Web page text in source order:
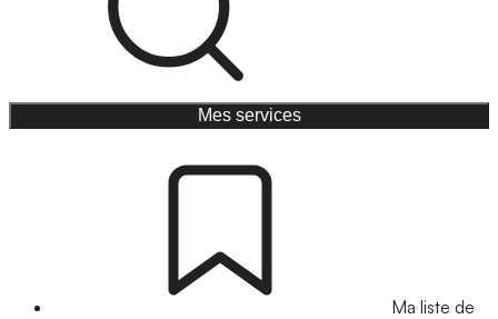
Mes services
Ma liste de